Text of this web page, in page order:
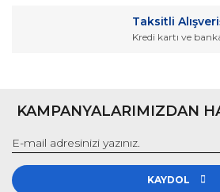
Taksitli
Kredi kartı ve
KAMPANYALARIMIZDAN
KAYDOL